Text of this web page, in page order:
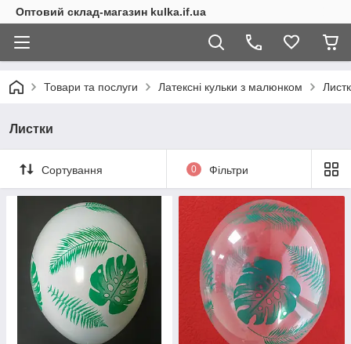
Оптовий склад-магазин kulka.if.ua
Товари та послуги Латексні кульки з малюнком
Листки
Сортування 0 Фільтри